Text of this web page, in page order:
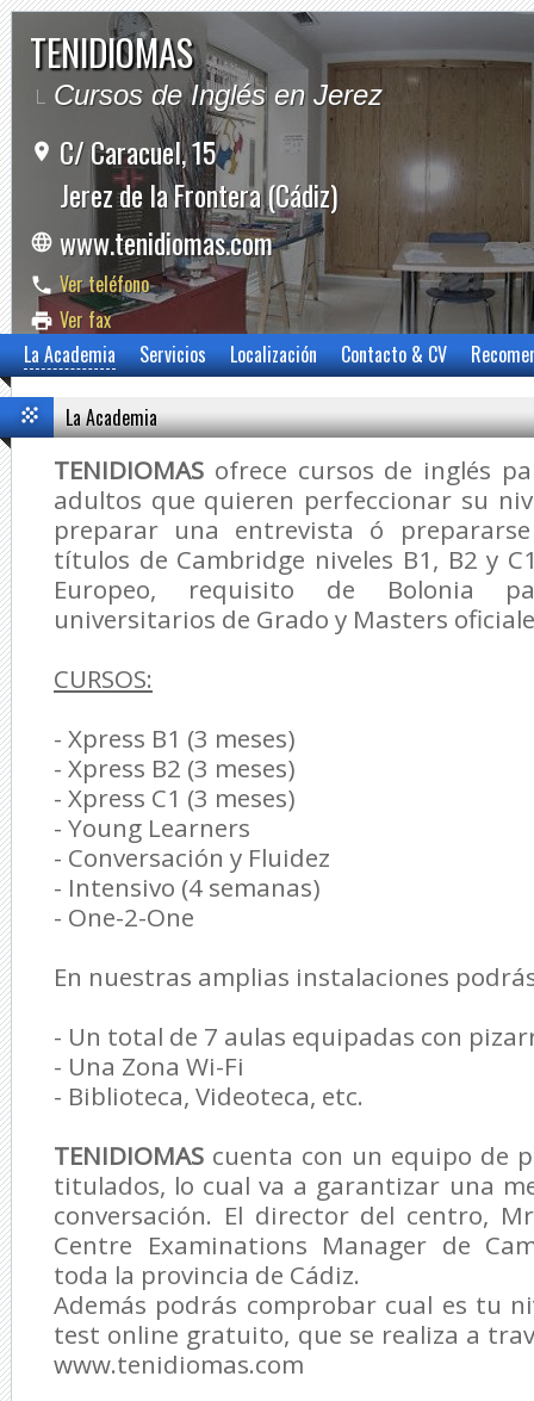
TENIDIOMAS
Cursos de Inglés en Jerez
C/ Caracuel, 15
Jerez de la Frontera (Cádiz)
www.tenidiomas.com
Ver teléfono
Ver fax
La Academia
Servicios Localización Contacto & CV
La Academia
TENIDIOMAS ofrece cursos de inglés
adultos que quieren perfeccionar su
preparar una entrevista ó
títulos de Cambridge niveles B1, B2 y
Europeo, requisito de Bolonia
universitarios de Grado y Masters
CURSOS:
- Xpress B1 (3 meses)
- Xpress B2 (3 meses)
- Xpress C1 (3 meses)
- Young Learners
- Conversación y Fluidez
- Intensivo (4 semanas)
- One-2-One
En nuestras amplias instalaciones
- Un total de 7 aulas equipadas con
- Una Zona Wi-Fi
- Biblioteca, Videoteca, etc.
TENIDIOMAS cuenta con un equipo de
titulados, lo cual va a garantizar una
conversación. El director del centro,
Centre Examinations Manager de
toda la provincia de Cádiz.
Además podrás comprobar cual es tu
test online gratuito, que se realiza a
www.tenidiomas.com